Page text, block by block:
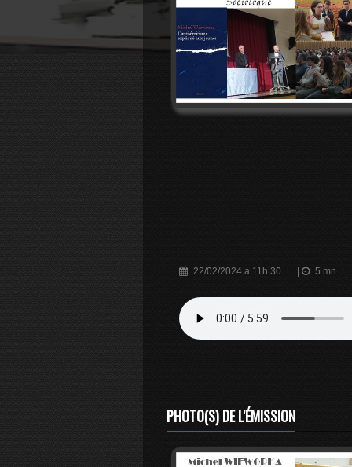
22/02/2024 à 11h 30 5 mn
PHOTO(S) DE L'ÉMISSION